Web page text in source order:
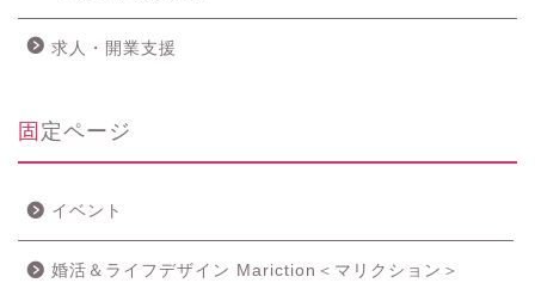
求人・開業支援
固定ページ
イベント
婚活＆ライフデザイン Mariction＜マリクション＞